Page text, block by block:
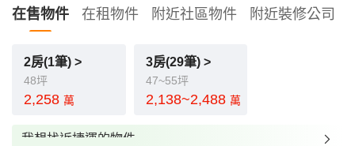
在售物件 在租物件 附近社區物件 附近裝修公司
2房(1筆) >
48坪
2,258 萬
3房(29筆) >
47~55坪
2,138~2,488 萬
我想找近捷運的物件